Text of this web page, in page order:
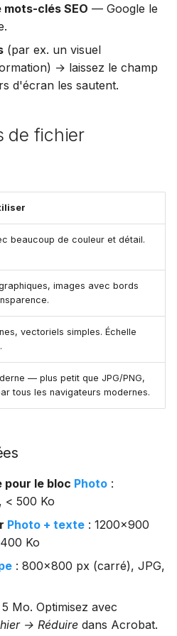
mots-clés SEO — Google le
(par ex. un visuel
→ laissez le champ
d'écran les sautent.
de fichier
beaucoup de couleur et détail.
images avec bords
vectoriels simples. Échelle
— plus petit que JPG/PNG,
tous les navigateurs modernes.
pour le bloc Photo :
< 500 Ko
Photo + texte : 1200×900
Ko
: 800×800 px (carré), JPG,
5 Mo. Optimisez avec
→ Réduire dans Acrobat.